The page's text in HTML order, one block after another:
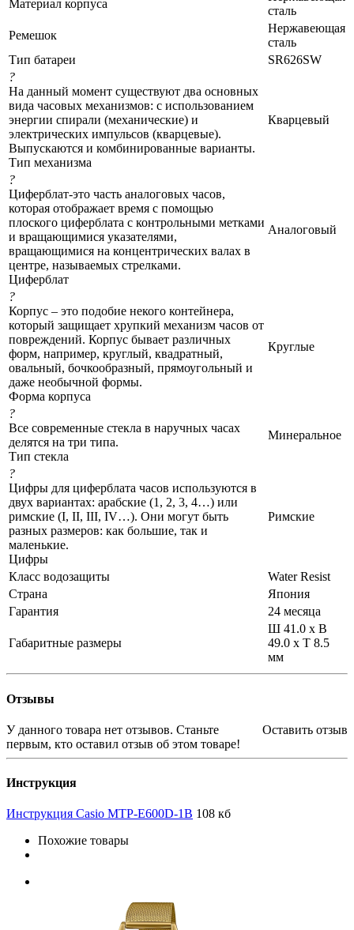
Материал корпуса
сталь
Ремешок
Нержавеющая
сталь
Тип батареи
SR626SW
?
На данный момент существуют два основных
вида часовых механизмов: с использованием
энергии спирали (механические) и
электрических импульсов (кварцевые).
Выпускаются и комбинированные варианты.
Тип механизма
Кварцевый
?
Циферблат-это часть аналоговых часов,
которая отображает время с помощью
плоского циферблата с контрольными метками
и вращающимися указателями,
вращающимися на концентрических валах в
центре, называемых стрелками.
Циферблат
Аналоговый
?
Корпус – это подобие некого контейнера,
который защищает хрупкий механизм часов от
повреждений. Корпус бывает различных
форм, например, круглый, квадратный,
овальный, бочкообразный, прямоугольный и
даже необычной формы.
Форма корпуса
Круглые
?
Все современные стекла в наручных часах
делятся на три типа.
Тип стекла
Минеральное
?
Цифры для циферблата часов используются в
двух вариантах: арабские (1, 2, 3, 4…) или
римские (I, II, III, IV…). Они могут быть
разных размеров: как большие, так и
маленькие.
Цифры
Римские
Класс водозащиты
Water Resist
Страна
Япония
Гарантия
24 месяца
Габаритные размеры
Ш 41.0 x В
49.0 x Т 8.5
мм
Отзывы
Оставить отзыв
У данного товара нет отзывов. Станьте
первым, кто оставил отзыв об этом товаре!
Инструкция
Инструкция Casio MTP-E600D-1B 108 кб
Похожие товары